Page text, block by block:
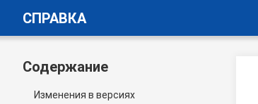
СПРАВКА
Содержание
Изменения в версиях